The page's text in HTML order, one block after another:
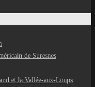
de Suresnes
et la Vallée-aux-Loups